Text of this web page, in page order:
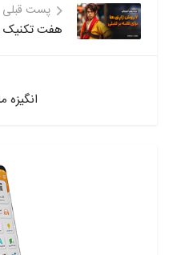
پست قبلی
هفت تکنیک
انگیزه